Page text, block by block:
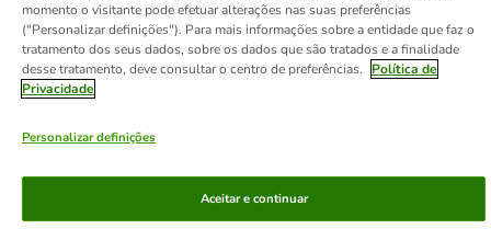
momento o visitante pode efetuar alterações nas suas preferências
("Personalizar definições"). Para mais informações sobre a entidade que faz o
tratamento dos seus dados, sobre os dados que são tratados e a finalidade
desse tratamento, deve consultar o centro de preferências.
Política de
Privacidade
Personalizar definições
Aceitar e continuar